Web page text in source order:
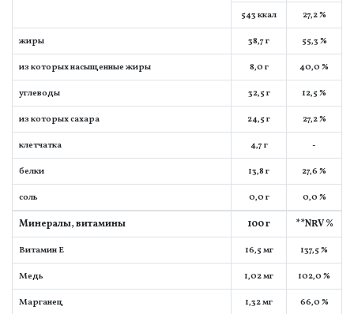
543 ккал 27,2 %
жиры 38,7 г 55,3 %
из которых насыщенные жиры 8,0 г 40,0 %
углеводы 32,5 г 12,5 %
из которых сахара 24,5 г 27,2 %
клeтчaтка 4,7 г -
белки 13,8 г 27,6 %
соль 0,0 г 0,0 %
Минералы, витамины 100 г **NRV %
Витамин E 16,5 мг 137,5 %
Медь 1,02 мг 102,0 %
Марганец 1,32 мг 66,0 %